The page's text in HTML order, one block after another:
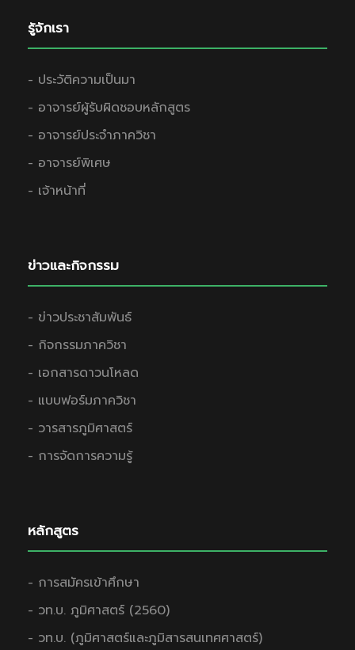
รู้จักเรา
- ประวัติความเป็นมา
- อาจารย์ผู้รับผิดชอบหลักสูตร
- อาจารย์ประจำภาควิชา
- อาจารย์พิเศษ
- เจ้าหน้าที่
ข่าวและกิจกรรม
- ข่าวประชาสัมพันธ์
- กิจกรรมภาควิชา
- เอกสารดาวนโหลด
- แบบฟอร์มภาควิชา
- วารสารภูมิศาสตร์
- การจัดการความรู้
หลักสูตร
- การสมัครเข้าศึกษา
- วท.บ. ภูมิศาสตร์ (2560)
- วท.บ. (ภูมิศาสตร์และภูมิสารสนเทศศาสตร์)